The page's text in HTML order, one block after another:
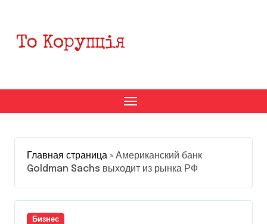
содержанию
Главная страница » Американский банк
Goldman Sachs выходит из рынка РФ
Бизнес